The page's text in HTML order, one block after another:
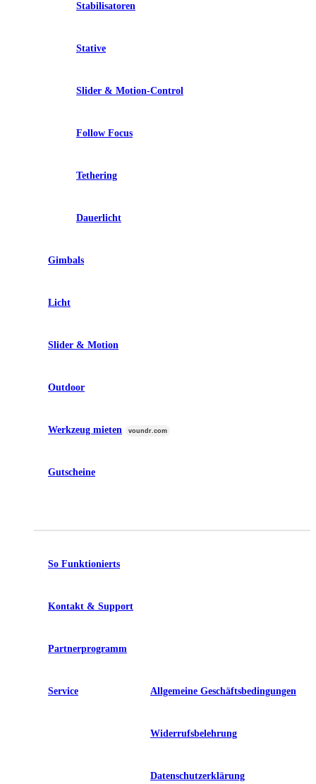
Stabilisatoren
Stative
Slider & Motion-Control
Follow Focus
Tethering
Dauerlicht
Gimbals
Licht
Slider & Motion
Outdoor
Werkzeug mieten voundr.com
Gutscheine
So Funktionierts
Kontakt & Support
Partnerprogramm
Service Allgemeine Geschäftsbedingungen
Widerrufsbelehrung
Datenschutzerklärung